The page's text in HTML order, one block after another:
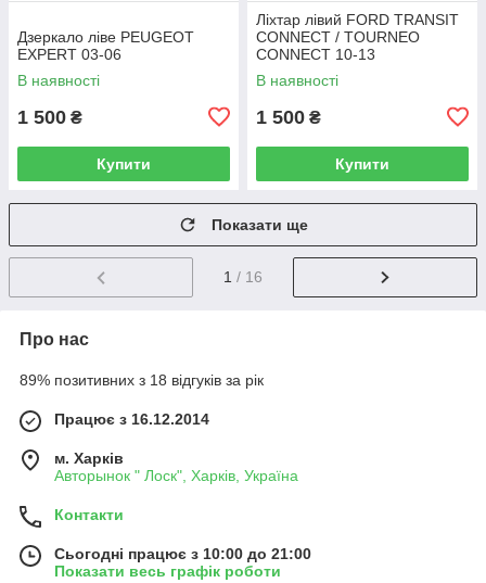
Дзеркало ліве PEUGEOT
EXPERT 03-06
В наявності
1 500 ₴
Купити
Ліхтар лівий FORD TRANSIT
CONNECT / TOURNEO
CONNECT 10-13
В наявності
1 500 ₴
Купити
Показати ще
1 / 16
Про нас
89% позитивних з 18 відгуків за рік
Працює з 16.12.2014
м. Харків
Авторынок " Лоск", Харків, Україна
Контакти
Сьогодні працює з 10:00 до 21:00
Показати весь графік роботи